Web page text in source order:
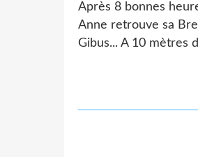
Après 8 bonnes
Anne retrouve sa
Gibus... A 10 mètres